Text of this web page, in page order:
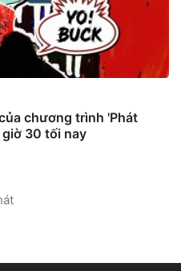
chương trình 'Phát
30 tối nay